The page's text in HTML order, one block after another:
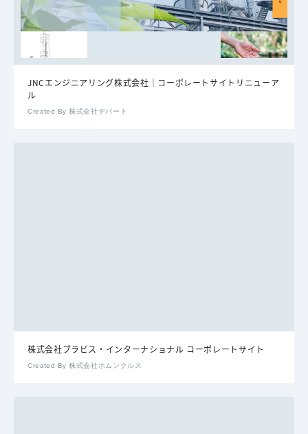
JNCエンジニアリング株式会社｜コーポレートサイトリニューア
ル
Created By 株式会社デパート
株式会社ブラビス・インターナショナル コーポレートサイト
Created By 株式会社ホムンクルス